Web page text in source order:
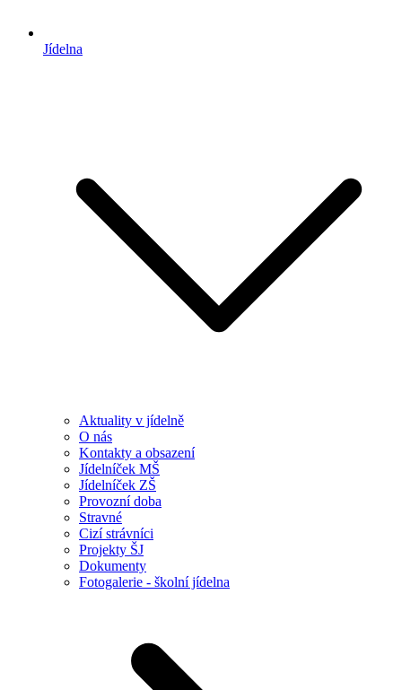
Jídelna
Aktuality v jídelně
O nás
Kontakty a obsazení
Jídelníček MŠ
Jídelníček ZŠ
Provozní doba
Stravné
Cizí strávníci
Projekty ŠJ
Dokumenty
Fotogalerie - školní jídelna